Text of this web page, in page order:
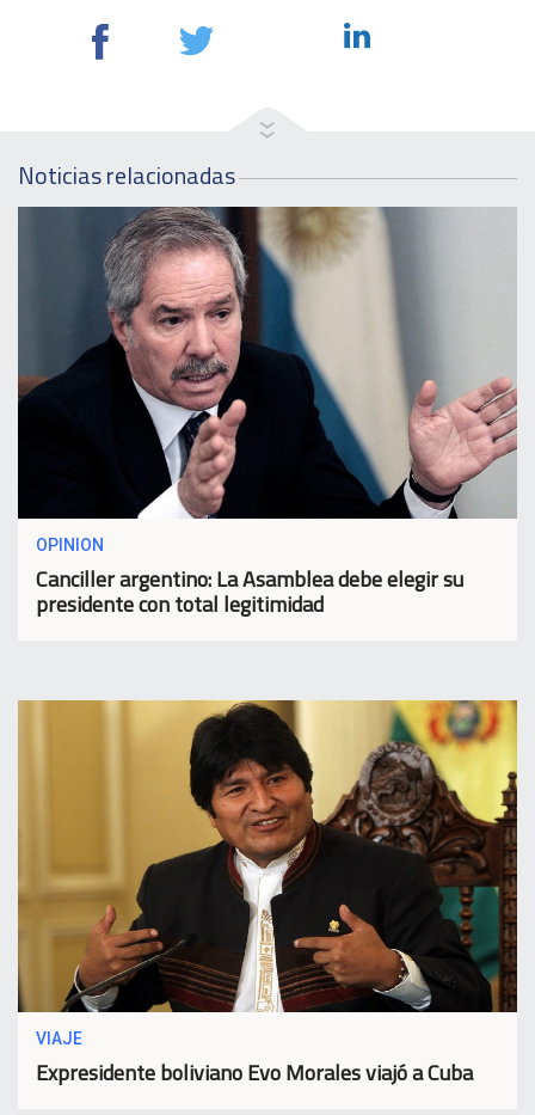
Noticias relacionadas
OPINION
Canciller argentino: La Asamblea debe elegir su
presidente con total legitimidad
VIAJE
Expresidente boliviano Evo Morales viajó a Cuba